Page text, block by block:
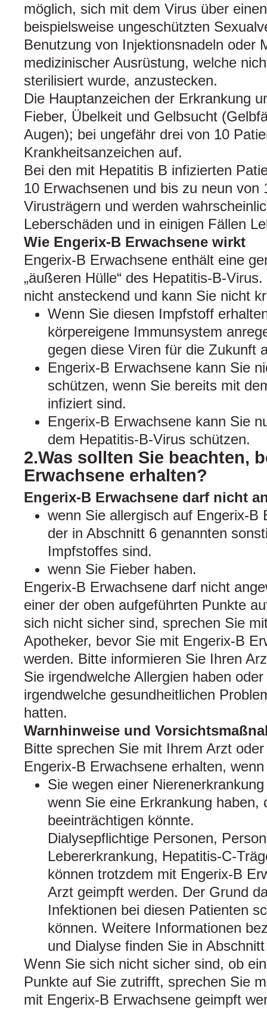
möglich, sich mit dem Virus über
beispielsweise ungeschützten
Benutzung von Injektionsnadeln oder
medizinischer Ausrüstung, welche
sterilisiert wurde, anzustecken.
Die Hauptanzeichen der Erkrankung
Fieber, Übelkeit und Gelbsucht
Augen); bei ungefähr drei von 10
Krankheitsanzeichen auf.
Bei den mit Hepatitis B infizierten
10 Erwachsenen und bis zu neun von
Virusträgern und werden
Leberschäden und in einigen Fällen
Wie Engerix-B Erwachsene wirkt
Engerix-B Erwachsene enthält eine
„äußeren Hülle“ des Hepatitis-B-
nicht ansteckend und kann Sie nicht
Wenn Sie diesen Impfstoff
körpereigene Immunsystem
gegen diese Viren für die Zukunft
Engerix-B Erwachsene kann Sie
schützen, wenn Sie bereits mit
infiziert sind.
Engerix-B Erwachsene kann Sie
dem Hepatitis-B-Virus schützen.
2.Was sollten Sie beachten,
Erwachsene erhalten?
Engerix-B Erwachsene darf nicht
wenn Sie allergisch auf Engerix-B
der in Abschnitt 6 genannten
Impfstoffes sind.
wenn Sie Fieber haben.
Engerix-B Erwachsene darf nicht
einer der oben aufgeführten Punkte
sich nicht sicher sind, sprechen Sie
Apotheker, bevor Sie mit Engerix-B
werden. Bitte informieren Sie Ihren
Sie irgendwelche Allergien haben
irgendwelche gesundheitlichen
hatten.
Warnhinweise und
Bitte sprechen Sie mit Ihrem Arzt
Engerix-B Erwachsene erhalten, wenn
Sie wegen einer
wenn Sie eine Erkrankung haben,
beeinträchtigen könnte.
Dialysepflichtige Personen,
Lebererkrankung, Hepatitis-C-
können trotzdem mit Engerix-B
Arzt geimpft werden. Der Grund
Infektionen bei diesen Patienten
können. Weitere Informationen
und Dialyse finden Sie in
Wenn Sie sich nicht sicher sind, ob
Punkte auf Sie zutrifft, sprechen Sie
mit Engerix-B Erwachsene geimpft